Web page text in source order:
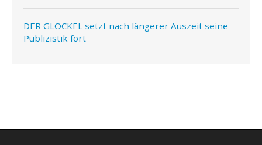
DER GLÖCKEL setzt nach längerer Auszeit seine
Publizistik fort